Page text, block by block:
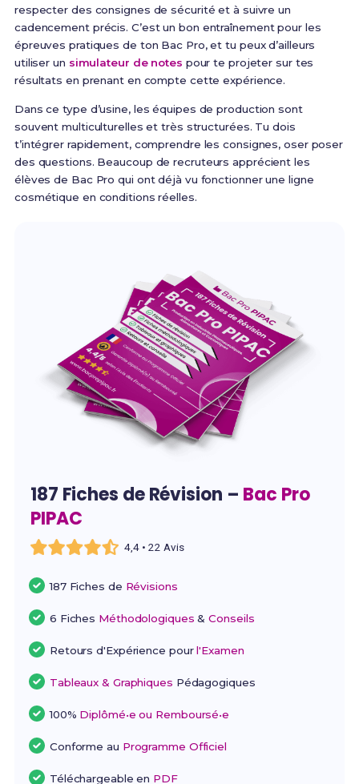
respecter des consignes de sécurité et à suivre un
cadencement précis. C’est un bon entraînement pour les
épreuves pratiques de ton Bac Pro, et tu peux d’ailleurs
utiliser un simulateur de notes pour te projeter sur tes
résultats en prenant en compte cette expérience.
Dans ce type d’usine, les équipes de production sont
souvent multiculturelles et très structurées. Tu dois
t’intégrer rapidement, comprendre les consignes, oser poser
des questions. Beaucoup de recruteurs apprécient les
élèves de Bac Pro qui ont déjà vu fonctionner une ligne
cosmétique en conditions réelles.
187 Fiches de Révision – Bac Pro
PIPAC
4,4 • 22 Avis
187 Fiches de Révisions
6 Fiches Méthodologiques &Conseils
Retours d'Expérience pourl'Examen
Tableaux & Graphiques Pédagogiques
100% Diplômé•e ou Remboursé•e
Conforme au Programme Officiel
Téléchargeable en PDF